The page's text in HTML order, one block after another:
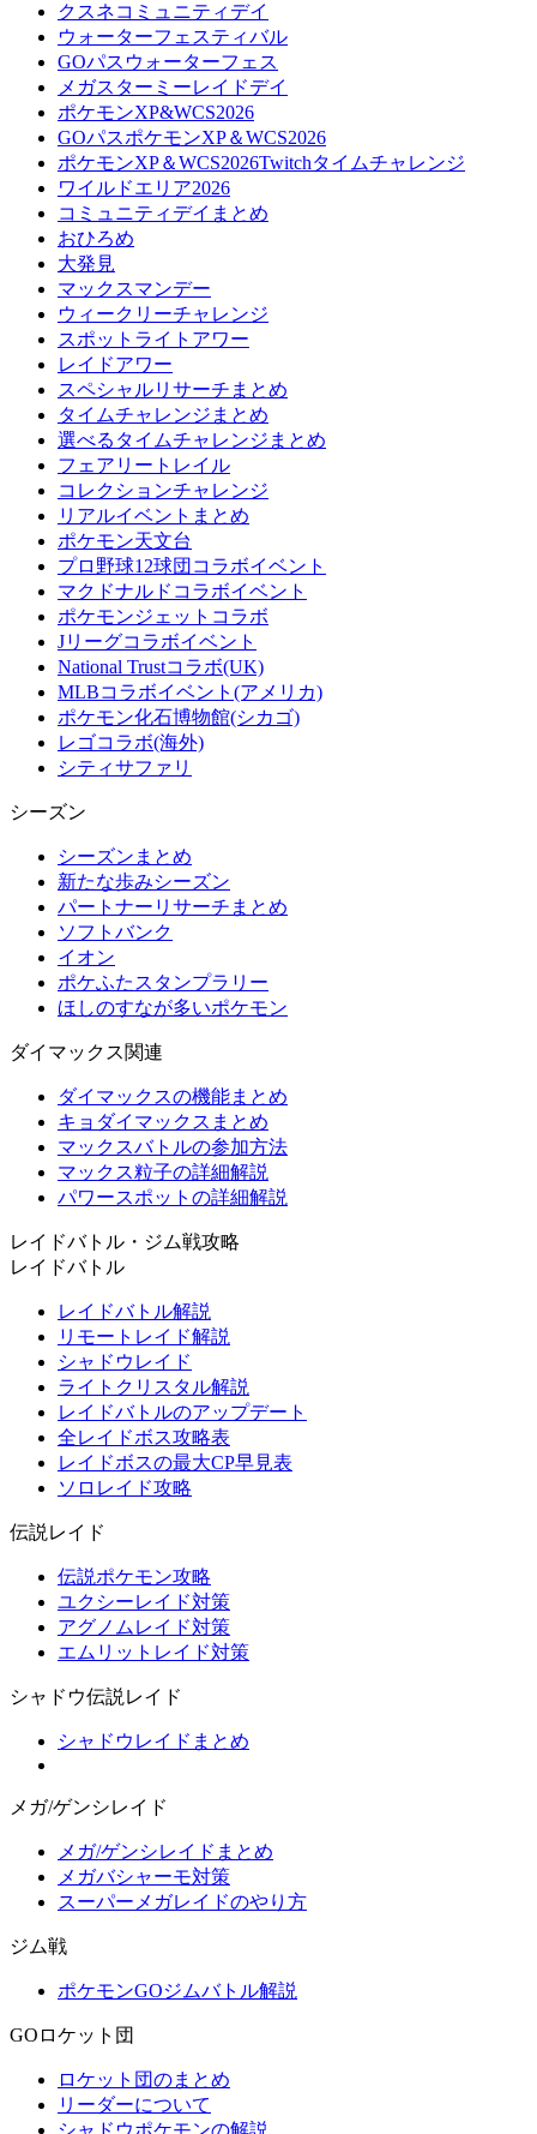
クスネコミュニティデイ
ウォーターフェスティバル
GOパスウォーターフェス
メガスターミーレイドデイ
ポケモンXP&WCS2026
GOパスポケモンXP＆WCS2026
ポケモンXP＆WCS2026Twitchタイムチャレンジ
ワイルドエリア2026
コミュニティデイまとめ
おひろめ
大発見
マックスマンデー
ウィークリーチャレンジ
スポットライトアワー
レイドアワー
スペシャルリサーチまとめ
タイムチャレンジまとめ
選べるタイムチャレンジまとめ
フェアリートレイル
コレクションチャレンジ
リアルイベントまとめ
ポケモン天文台
プロ野球12球団コラボイベント
マクドナルドコラボイベント
ポケモンジェットコラボ
Jリーグコラボイベント
National Trustコラボ(UK)
MLBコラボイベント(アメリカ)
ポケモン化石博物館(シカゴ)
レゴコラボ(海外)
シティサファリ
シーズン
シーズンまとめ
新たな歩みシーズン
パートナーリサーチまとめ
ソフトバンク
イオン
ポケふたスタンプラリー
ほしのすなが多いポケモン
ダイマックス関連
ダイマックスの機能まとめ
キョダイマックスまとめ
マックスバトルの参加方法
マックス粒子の詳細解説
パワースポットの詳細解説
レイドバトル・ジム戦攻略
レイドバトル
レイドバトル解説
リモートレイド解説
シャドウレイド
ライトクリスタル解説
レイドバトルのアップデート
全レイドボス攻略表
レイドボスの最大CP早見表
ソロレイド攻略
伝説レイド
伝説ポケモン攻略
ユクシーレイド対策
アグノムレイド対策
エムリットレイド対策
シャドウ伝説レイド
シャドウレイドまとめ
メガ/ゲンシレイド
メガ/ゲンシレイドまとめ
メガバシャーモ対策
スーパーメガレイドのやり方
ジム戦
ポケモンGOジムバトル解説
GOロケット団
ロケット団のまとめ
リーダーについて
シャドウポケモンの解説